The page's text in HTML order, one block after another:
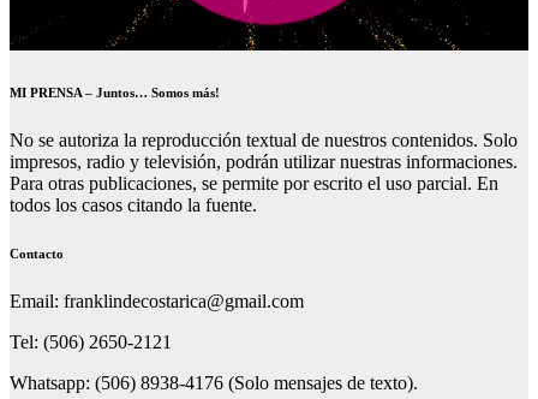
MI PRENSA – Juntos… Somos más!
No se autoriza la reproducción textual de nuestros contenidos. Solo
impresos, radio y televisión, podrán utilizar nuestras informaciones.
Para otras publicaciones, se permite por escrito el uso parcial. En
todos los casos citando la fuente.
Contacto
Email: franklindecostarica@gmail.com
Tel: (506) 2650-2121
Whatsapp: (506) 8938-4176 (Solo mensajes de texto).